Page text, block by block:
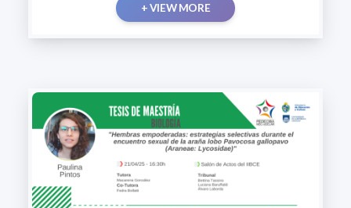
+ VIEW MORE